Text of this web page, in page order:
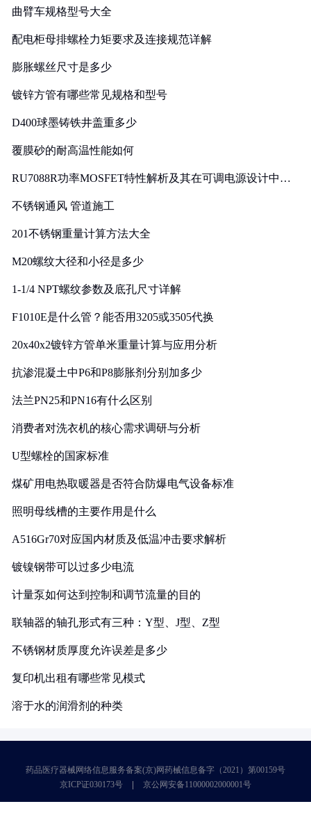
曲臂车规格型号大全
配电柜母排螺栓力矩要求及连接规范详解
膨胀螺丝尺寸是多少
镀锌方管有哪些常见规格和型号
D400球墨铸铁井盖重多少
覆膜砂的耐高温性能如何
RU7088R功率MOSFET特性解析及其在可调电源设计中的
不锈钢通风 管道施工
201不锈钢重量计算方法大全
M20螺纹大径和小径是多少
1-1/4 NPT螺纹参数及底孔尺寸详解
F1010E是什么管？能否用3205或3505代换
20x40x2镀锌方管单米重量计算与应用分析
抗渗混凝土中P6和P8膨胀剂分别加多少
法兰PN25和PN16有什么区别
消费者对洗衣机的核心需求调研与分析
U型螺栓的国家标准
煤矿用电热取暖器是否符合防爆电气设备标准
照明母线槽的主要作用是什么
A516Gr70对应国内材质及低温冲击要求解析
镀镍钢带可以过多少电流
计量泵如何达到控制和调节流量的目的
联轴器的轴孔形式有三种：Y型、J型、Z型
不锈钢材质厚度允许误差是多少
复印机出租有哪些常见模式
溶于水的润滑剂的种类
药品医疗器械网络信息服务备案(京)网药械信息备字（2021）第00159号
京ICP证030173号
京公网安备11000002000001号